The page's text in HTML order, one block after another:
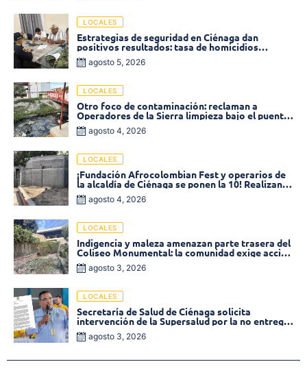
LOCALES
Estrategias de seguridad en Ciénaga dan
positivos resultados: tasa de homicidios
disminuyó un 58% en 2026
agosto 5, 2026
LOCALES
Otro foco de contaminación: reclaman a
Operadores de la Sierra limpieza bajo el puente
de la calle 19 con carrera 11
agosto 4, 2026
LOCALES
¡Fundación Afrocolombian Fest y operarios de
la alcaldía de Ciénaga se ponen la 10! Realizan
limpieza de la parte posterior del Coliseo
Monumental
agosto 4, 2026
LOCALES
Indigencia y maleza amenazan parte trasera del
Coliseo Monumental: la comunidad exige acción
inmediata!
agosto 3, 2026
LOCALES
Secretaría de Salud de Ciénaga solicita
intervención de la Supersalud por la no entrega
de medicamentos en las EPS
agosto 3, 2026